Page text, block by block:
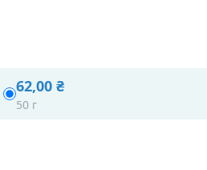
Формы для мыла
62,00 ₴
50 г